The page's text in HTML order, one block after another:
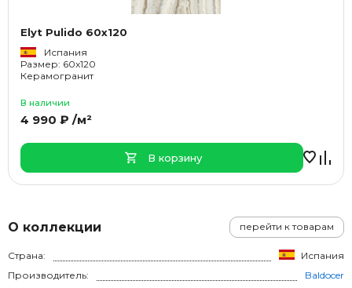
О коллекции перейти к товарам
Страна:
Испания
Производитель:
Baldocer
Elyt Pulido 60x120
Испания
Размер: 60x120
Керамогранит
В наличии
4 990 ₽ /м²
В корзину